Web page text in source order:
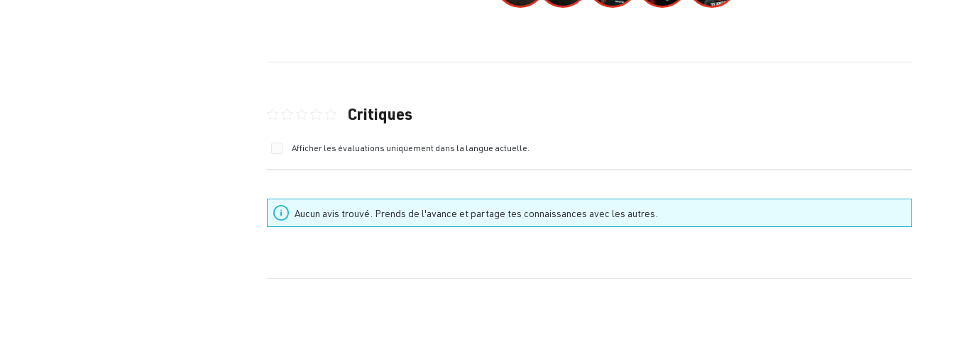
Critiques
Afficher les évaluations uniquement dans la langue actuelle.
Aucun avis trouvé. Prends de l'avance et partage tes connaissances avec les autres.